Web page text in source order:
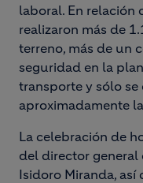
laboral. En relación
realizaron más de
terreno, más de un
seguridad en la
transporte y sólo
aproximadamente
La celebración de
del director general
Isidoro Miranda, así